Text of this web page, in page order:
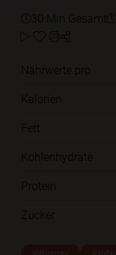
30 Min Gesamt
Nährwerte pro
Kalorien
Fett
Kohlenhydrate
Protein
Zucker